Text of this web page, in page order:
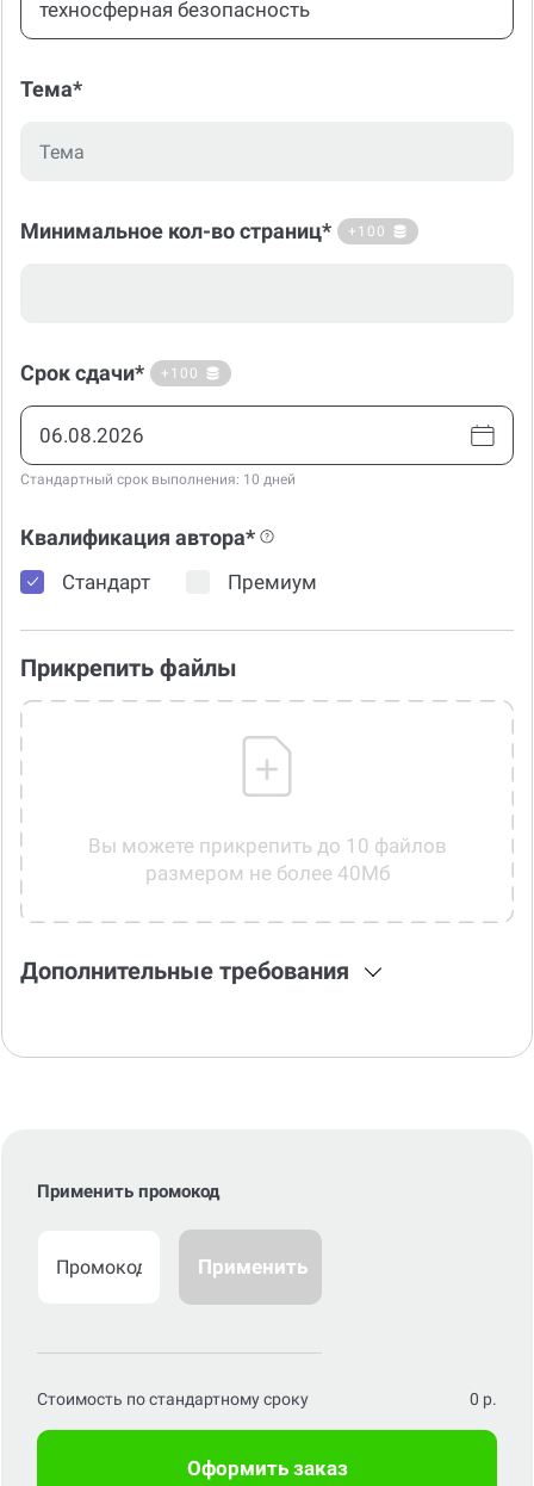
Тема*
Минимальное кол-во страниц* +100
Срок сдачи* +100
Стандартный срок выполнения: 10 дней
Квалификация автора*
Стандарт Премиум
Прикрепить файлы
Вы можете прикрепить до 10 файлов
размером не более 40Мб
Дополнительные требования
Применить промокод
Применить
Стоимость по стандартному сроку 0 р.
Оформить заказ